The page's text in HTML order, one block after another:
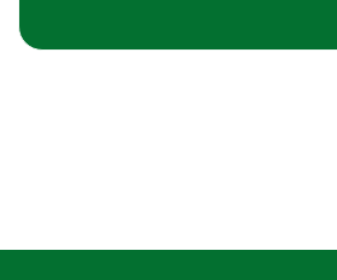
NOODPLAN